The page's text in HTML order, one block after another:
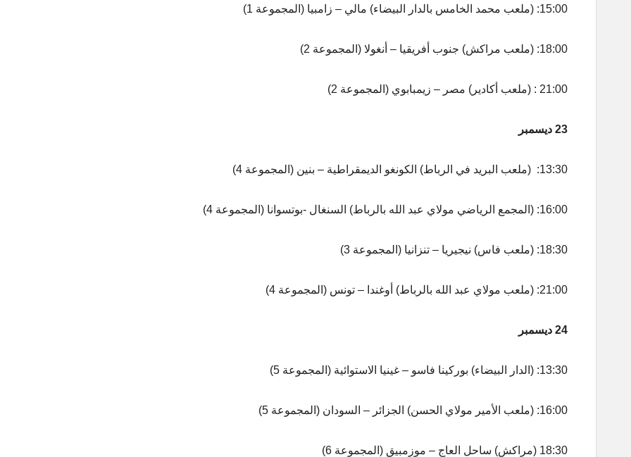
15:00: (ملعب محمد الخامس بالدار البيضاء) مالي – زامبيا (المجموعة 1)
18:00: (ملعب مراكش) جنوب أفريقيا – أنغولا (المجموعة 2)
21:00 : (ملعب أكادير) مصر – زيمبابوي (المجموعة 2)
23 ديسمبر
13:30: (ملعب البريد في الرباط) الكونغو الديمقراطية – بنين (المجموعة 4)
16:00: (المجمع الرياضي مولاي عبد الله بالرباط) السنغال -بوتسوانا (المجموعة 4)
18:30: (ملعب فاس) نيجيريا – تنزانيا (المجموعة 3)
21:00: (ملعب مولاي عبد الله بالرباط) أوغندا – تونس (المجموعة 4)
24 ديسمبر
13:30: (الدار البيضاء) بوركينا فاسو – غينيا الاستوائية (المجموعة 5)
16:00: (ملعب الأمير مولاي الحسن) الجزائر – السودان (المجموعة 5)
18:30 (مراكش) ساحل العاج – موزمبيق (المجموعة 6)